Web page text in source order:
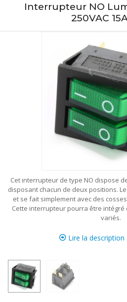
Interrupteur NO
250VAC
Cet interrupteur de type NO dispose
disposant chacun de deux positions.
et se fait simplement avec des
Cette interrupteur pourra être intégré
variés.
Lire la description